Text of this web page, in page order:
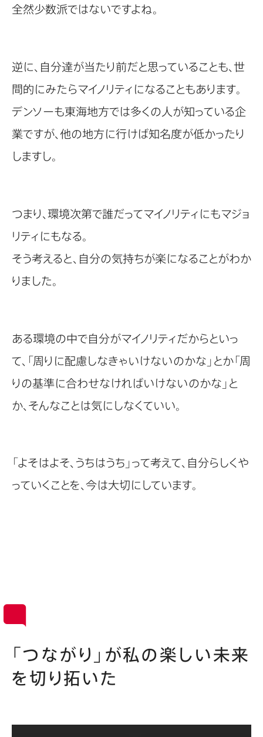
全然少数派ではないですよね。
逆に、自分達が当たり前だと思っていることも、世
間的にみたらマイノリティになることもあります。
デンソーも東海地方では多くの人が知っている企
業ですが、他の地方に行けば知名度が低かったり
しますし。
つまり、環境次第で誰だってマイノリティにもマジョ
リティにもなる。
そう考えると、自分の気持ちが楽になることがわか
りました。
ある環境の中で自分がマイノリティだからといっ
て、「周りに配慮しなきゃいけないのかな」とか「周
りの基準に合わせなければいけないのかな」と
か、そんなことは気にしなくていい。
「よそはよそ、うちはうち」って考えて、自分らしくや
っていくことを、今は大切にしています。
「つながり」が私の楽しい未来
を切り拓いた